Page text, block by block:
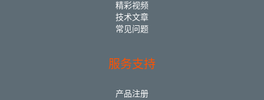
精彩视频
技术文章
常见问题
服务支持
产品注册